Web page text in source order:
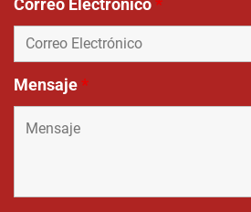
Correo Electrónico*
Mensaje*